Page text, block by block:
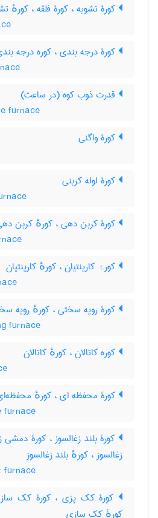
کورۀ تشویه ، کورۀ فلقه ، کورهٔ
کورۀ درجه بندی ، کوره درجه
قدرت ذوب کوه (در ساعت)
furnace
کورۀ واگنی
کورۀ لوله کربنی
کورۀ کربن دهی ، کورهٔ کربن
کورۂ کارینتیان ، کورهٔ کارینتیان
کورۀ رویه سختی ، کورهٔ رویه
furnace
کوره کاتالان ، کورهٔ کاتالان
کورۀ محفظه ای ، کورهٔ
کورۀ بلند زغالسوز ، کورۀ
زغالسوز ، کورهٔ بلند زغالسوز
furnace
کورۀ کک پزی ، کورۀ کک
کورهٔ کک سازی